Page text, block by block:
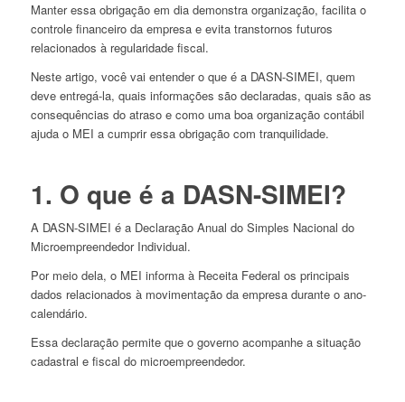
Manter essa obrigação em dia demonstra organização, facilita o
controle financeiro da empresa e evita transtornos futuros
relacionados à regularidade fiscal.
Neste artigo, você vai entender o que é a DASN-SIMEI, quem
deve entregá-la, quais informações são declaradas, quais são as
consequências do atraso e como uma boa organização contábil
ajuda o MEI a cumprir essa obrigação com tranquilidade.
1. O que é a DASN-SIMEI?
A DASN-SIMEI é a Declaração Anual do Simples Nacional do
Microempreendedor Individual.
Por meio dela, o MEI informa à Receita Federal os principais
dados relacionados à movimentação da empresa durante o ano-
calendário.
Essa declaração permite que o governo acompanhe a situação
cadastral e fiscal do microempreendedor.